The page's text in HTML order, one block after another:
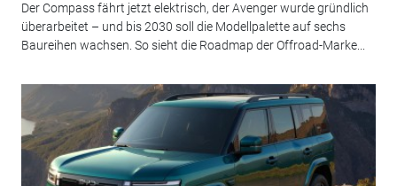
Der Compass fährt jetzt elektrisch, der Avenger wurde gründlich
überarbeitet – und bis 2030 soll die Modellpalette auf sechs
Baureihen wachsen. So sieht die Roadmap der Offroad-Marke...